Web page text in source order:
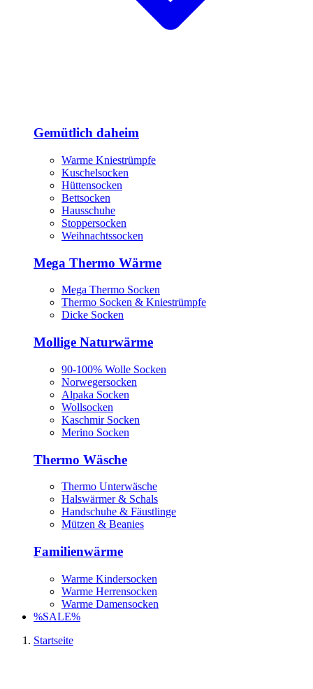
Gemütlich daheim
Warme Kniestrümpfe
Kuschelsocken
Hüttensocken
Bettsocken
Hausschuhe
Stoppersocken
Weihnachtssocken
Mega Thermo Wärme
Mega Thermo Socken
Thermo Socken & Kniestrümpfe
Dicke Socken
Mollige Naturwärme
90-100% Wolle Socken
Norwegersocken
Alpaka Socken
Wollsocken
Kaschmir Socken
Merino Socken
Thermo Wäsche
Thermo Unterwäsche
Halswärmer & Schals
Handschuhe & Fäustlinge
Mützen & Beanies
Familienwärme
Warme Kindersocken
Warme Herrensocken
Warme Damensocken
%SALE%
Startseite